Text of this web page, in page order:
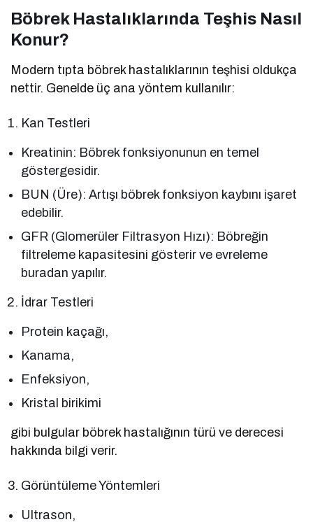
Böbrek Hastalıklarında Teşhis Nasıl
Konur?
Modern tıpta böbrek hastalıklarının teşhisi oldukça
nettir. Genelde üç ana yöntem kullanılır:
Kan Testleri
Kreatinin: Böbrek fonksiyonunun en temel
göstergesidir.
BUN (Üre): Artışı böbrek fonksiyon kaybını işaret
edebilir.
GFR (Glomerüler Filtrasyon Hızı): Böbreğin
filtreleme kapasitesini gösterir ve evreleme
buradan yapılır.
İdrar Testleri
Protein kaçağı,
Kanama,
Enfeksiyon,
Kristal birikimi
gibi bulgular böbrek hastalığının türü ve derecesi
hakkında bilgi verir.
Görüntüleme Yöntemleri
Ultrason,